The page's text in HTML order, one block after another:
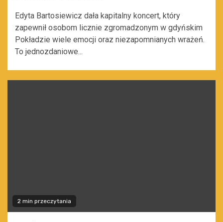
Edyta Bartosiewicz dała kapitalny koncert, który
zapewnił osobom licznie zgromadzonym w gdyńskim
Pokładzie wiele emocji oraz niezapomnianych wrażeń.
To jednozdaniowe...
2 min przeczytania